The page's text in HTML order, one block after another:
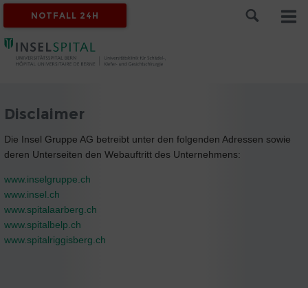
NOTFALL 24H
Disclaimer
Die Insel Gruppe AG betreibt unter den folgenden Adressen sowie
deren Unterseiten den Webauftritt des Unternehmens:
www.inselgruppe.ch
www.insel.ch
www.spitalaarberg.ch
www.spitalbelp.ch
www.spitalriggisberg.ch